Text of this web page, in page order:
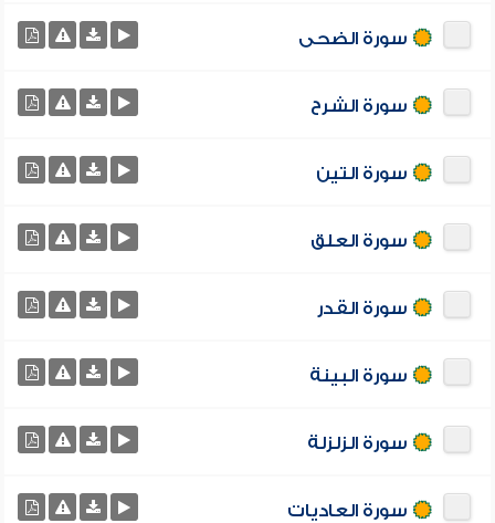
سورة الضحى
سورة الشرح
سورة التين
سورة العلق
سورة القدر
سورة البينة
سورة الزلزلة
سورة العاديات